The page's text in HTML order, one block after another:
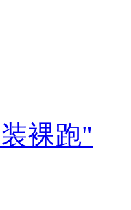
裸跑"